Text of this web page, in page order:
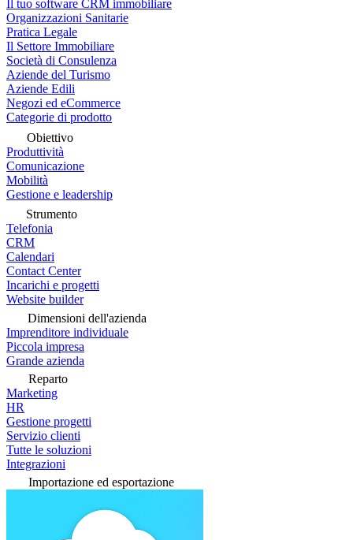
Il tuo software CRM immobiliare
Organizzazioni Sanitarie
Pratica Legale
Il Settore Immobiliare
Società di Consulenza
Aziende del Turismo
Aziende Edili
Negozi ed eCommerce
Categorie di prodotto
Obiettivo
Produttività
Comunicazione
Mobilità
Gestione e leadership
Strumento
Telefonia
CRM
Calendari
Contact Center
Incarichi e progetti
Website builder
Dimensioni dell'azienda
Imprenditore individuale
Piccola impresa
Grande azienda
Reparto
Marketing
HR
Gestione progetti
Servizio clienti
Tutte le soluzioni
Integrazioni
Importazione ed esportazione